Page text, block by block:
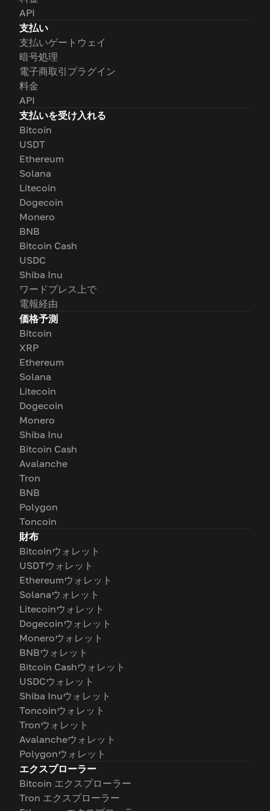
API
支払い
支払いゲートウェイ
暗号処理
電子商取引プラグイン
料金
API
支払いを受け入れる
Bitcoin
USDT
Ethereum
Solana
Litecoin
Dogecoin
Monero
BNB
Bitcoin Cash
USDC
Shiba Inu
ワードプレス上で
電報経由
価格予測
Bitcoin
XRP
Ethereum
Solana
Litecoin
Dogecoin
Monero
Shiba Inu
Bitcoin Cash
Avalanche
Tron
BNB
Polygon
Toncoin
財布
Bitcoinウォレット
USDTウォレット
Ethereumウォレット
Solanaウォレット
Litecoinウォレット
Dogecoinウォレット
Moneroウォレット
BNBウォレット
Bitcoin Cashウォレット
USDCウォレット
Shiba Inuウォレット
Toncoinウォレット
Tronウォレット
Avalancheウォレット
Polygonウォレット
エクスプローラー
Bitcoin エクスプローラー
Tron エクスプローラー